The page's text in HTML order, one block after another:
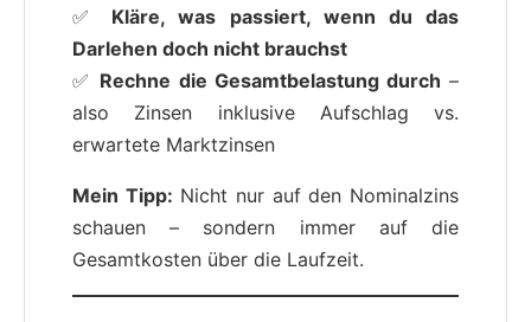
✅ Kläre, was passiert, wenn du das
Darlehen doch nicht brauchst
✅ Rechne die Gesamtbelastung durch –
also Zinsen inklusive Aufschlag vs.
erwartete Marktzinsen
Mein Tipp: Nicht nur auf den Nominalzins
schauen – sondern immer auf die
Gesamtkosten über die Laufzeit.